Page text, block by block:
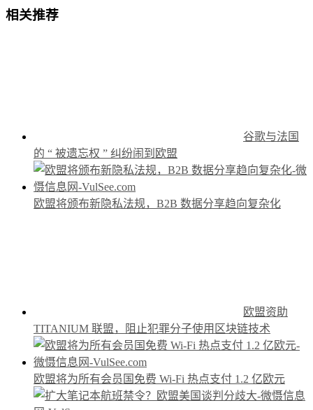
相关推荐
谷歌与法国
的 “ 被遗忘权 ” 纠纷闹到欧盟
欧盟将颁布新隐私法规，B2B 数据分享趋向复杂化
欧盟资助
TITANIUM 联盟，阻止犯罪分子使用区块链技术
欧盟将为所有会员国免费 Wi-Fi 热点支付 1.2 亿欧元